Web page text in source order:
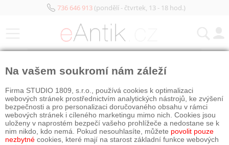
736 646 913(pondělí - čtvrtek, 13 - 18 hod.)
Na vašem soukromí nám záleží
Firma STUDIO 1809, s.r.o., používá cookies k optimalizaci
webových stránek prostřednictvím analytických nástrojů, ke zvýšení
bezpečnosti a pro personalizaci doručovaného obsahu v rámci
webových stránek i cíleného marketingu mimo nich. Cookies jsou
uloženy v naprostém bezpečí vašeho prohlížeče a nedostane se k
nim nikdo, kdo nemá. Pokud nesouhlasíte, můžete povolit pouze
nezbytné cookies, které mají na starost základní funkce webových